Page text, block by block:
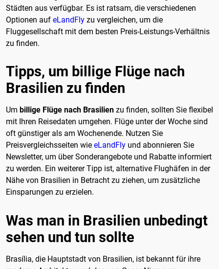
Städten aus verfügbar. Es ist ratsam, die verschiedenen
Optionen auf eLandFly zu vergleichen, um die
Fluggesellschaft mit dem besten Preis-Leistungs-Verhältnis
zu finden.
Tipps, um billige Flüge nach
Brasilien zu finden
Um billige Flüge nach Brasilien zu finden, sollten Sie flexibel
mit Ihren Reisedaten umgehen. Flüge unter der Woche sind
oft günstiger als am Wochenende. Nutzen Sie
Preisvergleichsseiten wie eLandFly und abonnieren Sie
Newsletter, um über Sonderangebote und Rabatte informiert
zu werden. Ein weiterer Tipp ist, alternative Flughäfen in der
Nähe von Brasilien in Betracht zu ziehen, um zusätzliche
Einsparungen zu erzielen.
Was man in Brasilien unbedingt
sehen und tun sollte
Brasília, die Hauptstadt von Brasilien, ist bekannt für ihre